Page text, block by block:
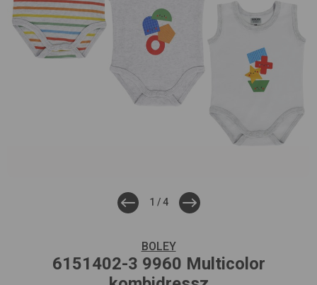
1 /4
BOLEY
6151402-3 9960 Multicolor